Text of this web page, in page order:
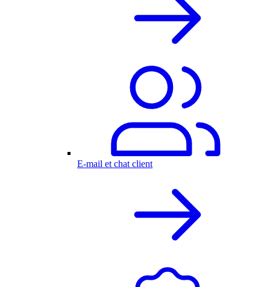
E-mail et chat client